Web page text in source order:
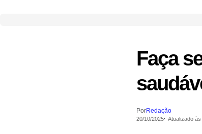
Faça
PorRedação
20/10/2025 Atualizado às